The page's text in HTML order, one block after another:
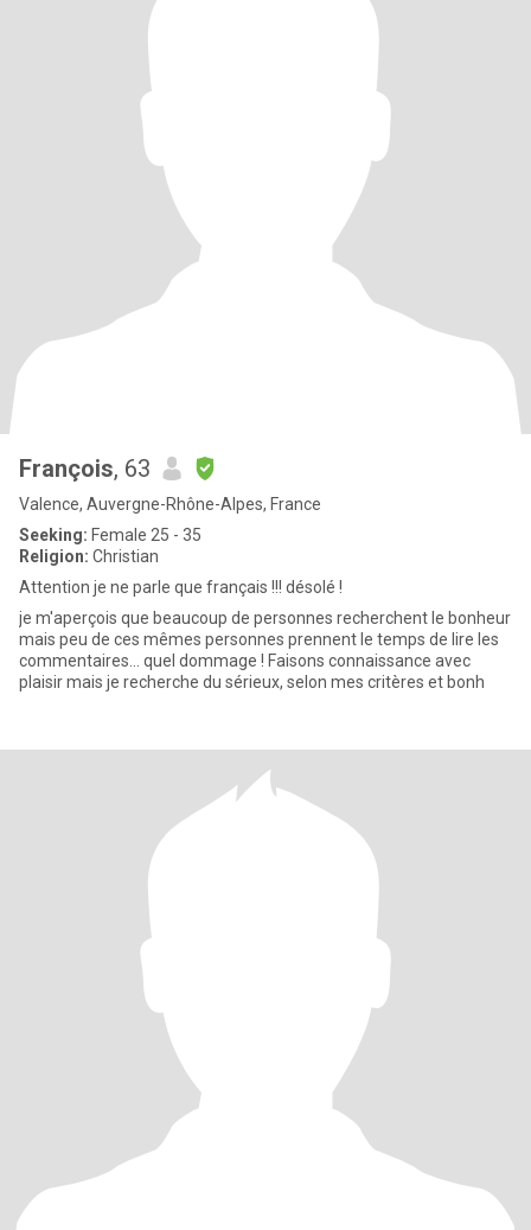
François, 63
Valence, Auvergne-Rhône-Alpes, France
Seeking: Female 25 - 35
Religion: Christian
Attention je ne parle que français !!! désolé !
je m'aperçois que beaucoup de personnes recherchent le bonheur
mais peu de ces mêmes personnes prennent le temps de lire les
commentaires... quel dommage ! Faisons connaissance avec
plaisir mais je recherche du sérieux, selon mes critères et bonh